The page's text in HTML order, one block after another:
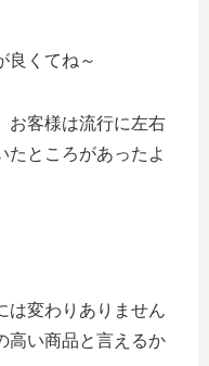
良くてね～
お客様は流行に左右
たところがあったよ
は変わりありません
高い商品と言えるか